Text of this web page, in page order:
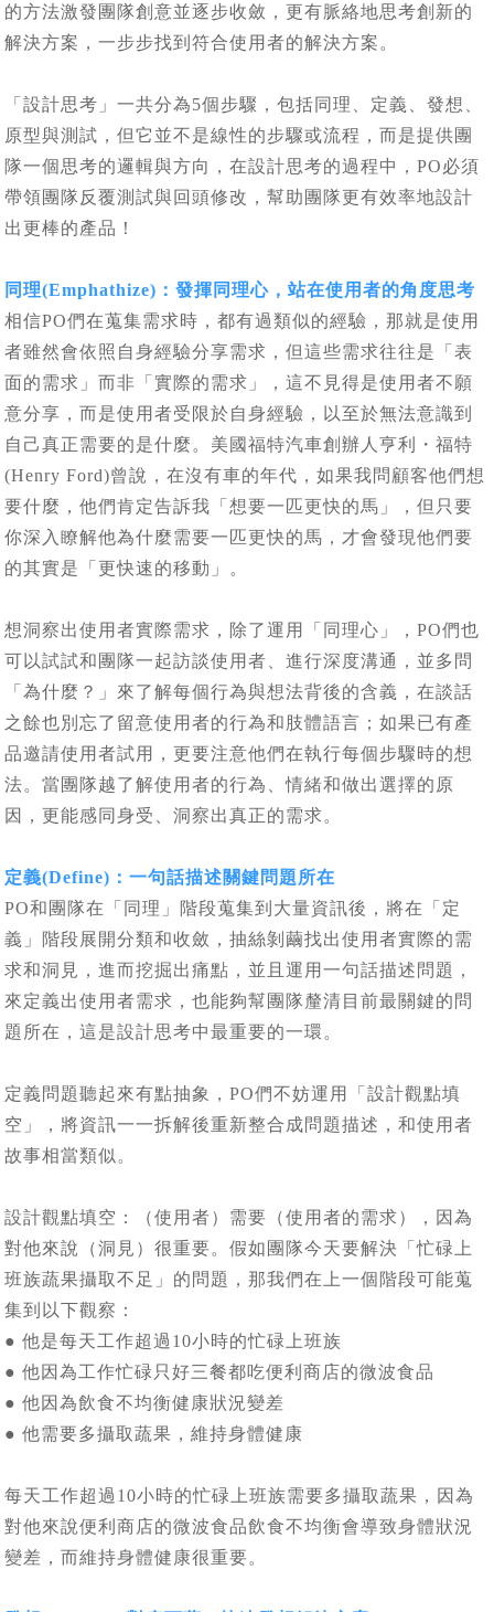
的方法激發團隊創意並逐步收斂，更有脈絡地思考創新的
解決方案，一步步找到符合使用者的解決方案。
「設計思考」一共分為5個步驟，包括同理、定義、發想、
原型與測試，但它並不是線性的步驟或流程，而是提供團
隊一個思考的邏輯與方向，在設計思考的過程中，PO必須
帶領團隊反覆測試與回頭修改，幫助團隊更有效率地設計
出更棒的產品！
同理(Emphathize)：發揮同理心，站在使用者的角度思考
相信PO們在蒐集需求時，都有過類似的經驗，那就是使用
者雖然會依照自身經驗分享需求，但這些需求往往是「表
面的需求」而非「實際的需求」，這不見得是使用者不願
意分享，而是使用者受限於自身經驗，以至於無法意識到
自己真正需要的是什麼。美國福特汽車創辦人亨利・福特
(Henry Ford)曾說，在沒有車的年代，如果我問顧客他們想
要什麼，他們肯定告訴我「想要一匹更快的馬」，但只要
你深入瞭解他為什麼需要一匹更快的馬，才會發現他們要
的其實是「更快速的移動」。
想洞察出使用者實際需求，除了運用「同理心」，PO們也
可以試試和團隊一起訪談使用者、進行深度溝通，並多問
「為什麼？」來了解每個行為與想法背後的含義，在談話
之餘也別忘了留意使用者的行為和肢體語言；如果已有產
品邀請使用者試用，更要注意他們在執行每個步驟時的想
法。當團隊越了解使用者的行為、情緒和做出選擇的原
因，更能感同身受、洞察出真正的需求。
定義(Define)：一句話描述關鍵問題所在
PO和團隊在「同理」階段蒐集到大量資訊後，將在「定
義」階段展開分類和收斂，抽絲剝繭找出使用者實際的需
求和洞見，進而挖掘出痛點，並且運用一句話描述問題，
來定義出使用者需求，也能夠幫團隊釐清目前最關鍵的問
題所在，這是設計思考中最重要的一環。
定義問題聽起來有點抽象，PO們不妨運用「設計觀點填
空」，將資訊一一拆解後重新整合成問題描述，和使用者
故事相當類似。
設計觀點填空：（使用者）需要（使用者的需求），因為
對他來說（洞見）很重要。假如團隊今天要解決「忙碌上
班族蔬果攝取不足」的問題，那我們在上一個階段可能蒐
集到以下觀察：
● 他是每天工作超過10小時的忙碌上班族
● 他因為工作忙碌只好三餐都吃便利商店的微波食品
● 他因為飲食不均衡健康狀況變差
● 他需要多攝取蔬果，維持身體健康
每天工作超過10小時的忙碌上班族需要多攝取蔬果，因為
對他來說便利商店的微波食品飲食不均衡會導致身體狀況
變差，而維持身體健康很重要。